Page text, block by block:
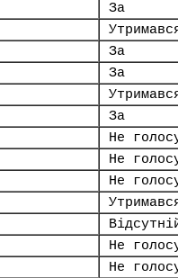
За
За
За
За
Не
Не
Не
Не
Не